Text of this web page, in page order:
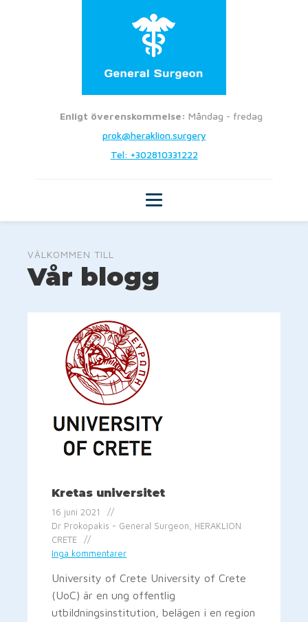
Enligt överenskommelse: Måndag - fredag
prok@heraklion.surgery
Tel: +302810331222
VÄLKOMMEN TILL
Vår blogg
Kretas universitet
16 juni 2021
Dr Prokopakis - General Surgeon, HERAKLION
CRETE
Inga kommentarer
University of Crete University of Crete
(UoC) är en ung offentlig
utbildningsinstitution, belägen i en region